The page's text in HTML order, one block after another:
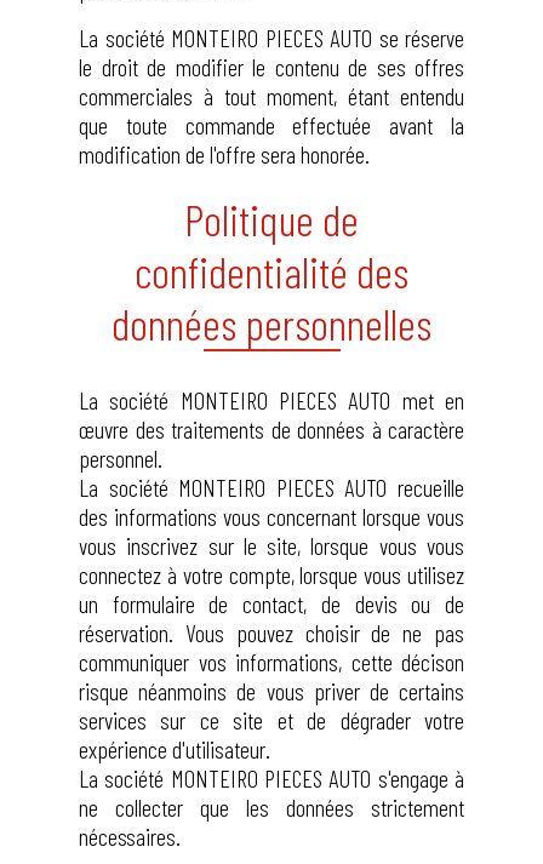
La société MONTEIRO PIECES AUTO se réserve
le droit de modifier le contenu de ses offres
commerciales à tout moment, étant entendu
que toute commande effectuée avant la
modification de l'offre sera honorée.
Politique de
confidentialité des
données personnelles
La société MONTEIRO PIECES AUTO met en
œuvre des traitements de données à caractère
personnel.
La société MONTEIRO PIECES AUTO recueille
des informations vous concernant lorsque vous
vous inscrivez sur le site, lorsque vous vous
connectez à votre compte, lorsque vous utilisez
un formulaire de contact, de devis ou de
réservation. Vous pouvez choisir de ne pas
communiquer vos informations, cette décison
risque néanmoins de vous priver de certains
services sur ce site et de dégrader votre
expérience d'utilisateur.
La société MONTEIRO PIECES AUTO s'engage à
ne collecter que les données strictement
nécessaires.